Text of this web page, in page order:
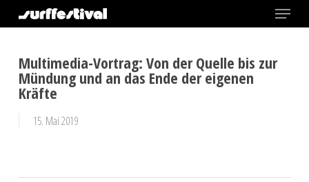
to
content
Menu
Multimedia-Vortrag: Von der Quelle bis zur
Mündung und an das Ende der eigenen
Kräfte
15. Mai 2019
Menu